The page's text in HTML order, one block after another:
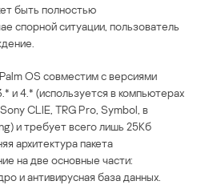
быть полностью
спорной ситуации, пользователь
OS совместим с версиями
и 4.* (используется в компьютерах
CLIE, TRG Pro, Symbol, в
и требует всего лишь 25Кб
архитектура пакета
на две основные части:
и антивирусная база данных.